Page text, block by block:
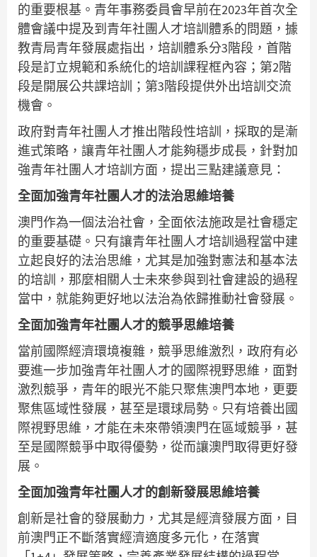
的重要根基。青年事務委員會早前在2023年首次全
體會議中提及到青年社團人才培訓體系的問題，據
教青局青年發展處指出，培訓體系分3階段，首階
段是訂立規範和系統化的培訓課程框內容；第2階
段是開展公共課培訓；第3階段提供外出培訓交流
機會。
政府對青年社團人才推出階段性培訓，採取的是漸
進式策略，讓青年社團人才能夠穩步成長，針對加
強青年社團人才培訓方面，提出三點建議意見：
全面加強青年社團人才的法治思維培養
澳門作為一個法治社會，全面依法施政是社會穩定
的重要基礎。只有讓青年社團人才培訓過程當中建
立起良好的法治思維，尤其是加強對憲法和基本法
的培訓，那麼相關人士未來參與到社會建設的過程
當中，就能夠更好地以法治為依歸推動社會發展。
全面加強青年社團人才的競爭思維培養
當前國際經濟環境複雜，競爭思維激烈，政府有必
要進一步加強青年社團人才的國際視野思維，面對
激烈競爭，青年的眼光不能只聚焦澳門本地，更要
聚焦區域性發展，甚至是環球局勢。只有培養出國
際視野思維，才能在未來帶領澳門在區域競爭，甚
至是國際競爭中取得優勢，從而讓澳門取得更好發
展。
全面加強青年社團人才的創新發展思維培養
創新是社會的發展動力，尤其是經濟發展方面，目
前澳門正不斷落實經濟適度多元化，在落實